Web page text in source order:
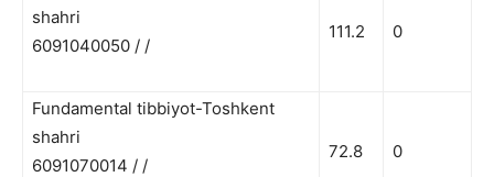
shahri
6091040050 / /
111.2 0
Fundamental tibbiyot-Toshkent
shahri
6091070014 / /
72.8 0